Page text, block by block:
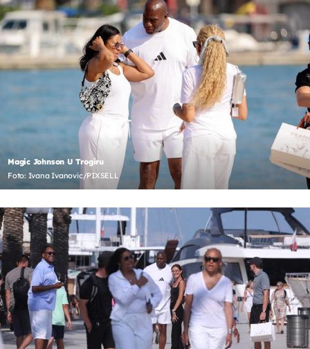
Magic Johnson U Trogiru
Foto: Ivana Ivanovic/PIXSELL